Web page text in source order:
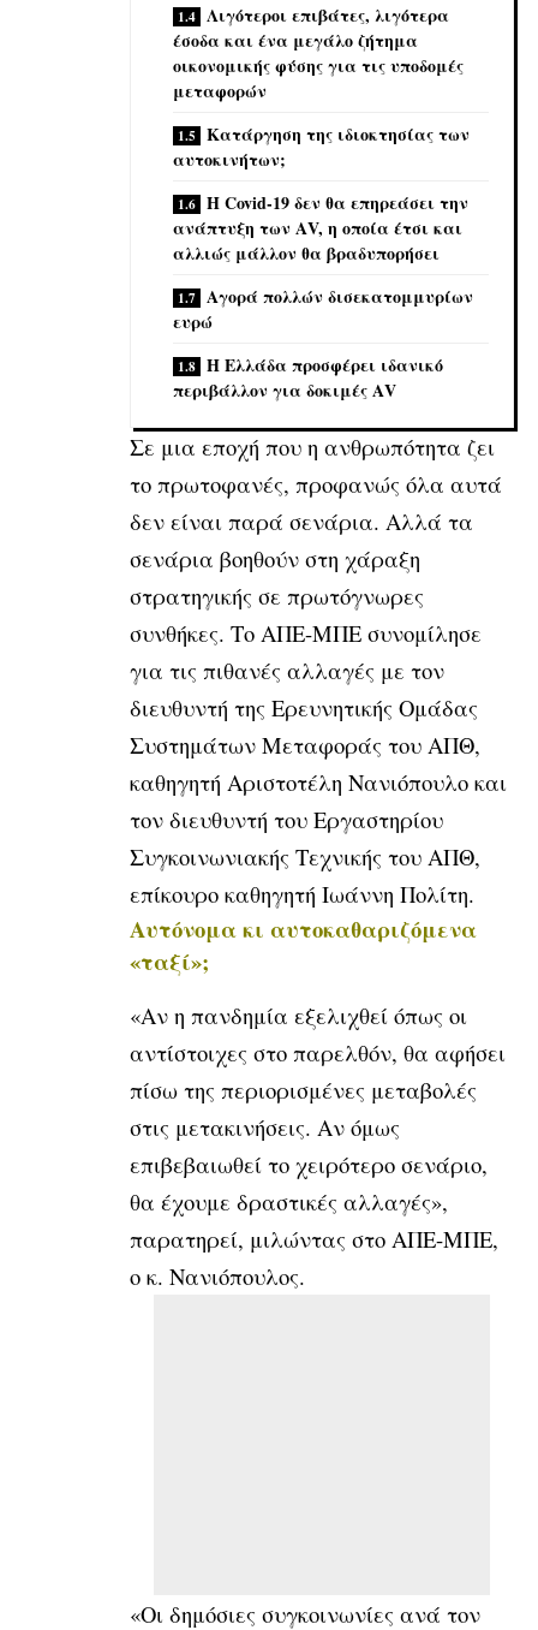
Λιγότεροι επιβάτες, λιγότερα
έσοδα και ένα μεγάλο ζήτημα
οικονομικής φύσης για τις υποδομές
μεταφορών
Κατάργηση της ιδιοκτησίας των
αυτοκινήτων;
Η Covid-19 δεν θα επηρεάσει την
ανάπτυξη των ΑV, η οποία έτσι και
αλλιώς μάλλον θα βραδυπορήσει
Αγορά πολλών δισεκατομμυρίων
ευρώ
Η Ελλάδα προσφέρει ιδανικό
περιβάλλον για δοκιμές ΑV
Σε μια εποχή που η ανθρωπότητα ζει
το πρωτοφανές, προφανώς όλα αυτά
δεν είναι παρά σενάρια. Αλλά τα
σενάρια βοηθούν στη χάραξη
στρατηγικής σε πρωτόγνωρες
συνθήκες. Το ΑΠΕ-ΜΠΕ συνομίλησε
για τις πιθανές αλλαγές με τον
διευθυντή της Ερευνητικής Ομάδας
Συστημάτων Μεταφοράς του ΑΠΘ,
καθηγητή Αριστοτέλη Νανιόπουλο και
τον διευθυντή του Εργαστηρίου
Συγκοινωνιακής Τεχνικής του ΑΠΘ,
επίκουρο καθηγητή Ιωάννη Πολίτη.
Αυτόνομα κι αυτοκαθαριζόμενα
«ταξί»;
«Αν η πανδημία εξελιχθεί όπως οι
αντίστοιχες στο παρελθόν, θα αφήσει
πίσω της περιορισμένες μεταβολές
στις μετακινήσεις. Αν όμως
επιβεβαιωθεί το χειρότερο σενάριο,
θα έχουμε δραστικές αλλαγές»,
παρατηρεί, μιλώντας στο ΑΠΕ-ΜΠΕ,
ο κ. Νανιόπουλος.
«Οι δημόσιες συγκοινωνίες ανά τον